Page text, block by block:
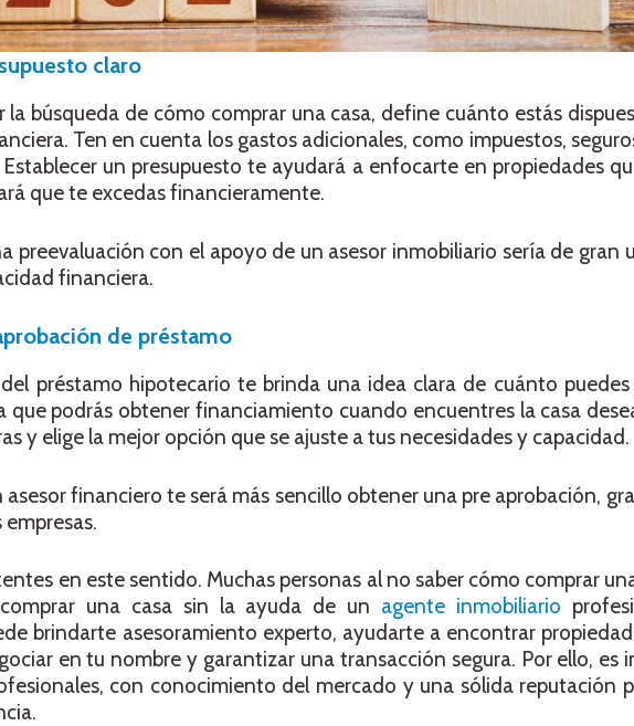
claro
la búsqueda de cómo comprar una casa, define cuánto estás
Ten en cuenta los gastos adicionales, como impuestos,
un presupuesto te ayudará a enfocarte en propiedades
que te excedas financieramente.
preevaluación con el apoyo de un asesor inmobiliario sería de gran
financiera.
de préstamo
préstamo hipotecario te brinda una idea clara de cuánto
que podrás obtener financiamiento cuando encuentres la casa
y elige la mejor opción que se ajuste a tus necesidades y capacidad.
financiero te será más sencillo obtener una pre aprobación,
en este sentido. Muchas personas al no saber cómo comprar
una casa sin la ayuda de un agente inmobiliario
brindarte asesoramiento experto, ayudarte a encontrar
en tu nombre y garantizar una transacción segura. Por ello,
con conocimiento del mercado y una sólida reputación